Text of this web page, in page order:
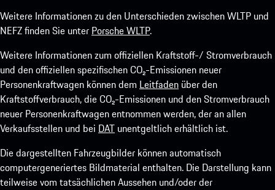
Weitere Informationen zu den Unterschieden zwischen WLTP und
NEFZ finden Sie unter Porsche WLTP.
Weitere Informationen zum offiziellen Kraftstoff-/ Stromverbrauch
und den offiziellen spezifischen CO₂-Emissionen neuer
Personenkraftwagen können dem Leitfaden über den
Kraftstoffverbrauch, die CO₂-Emissionen und den Stromverbrauch
neuer Personenkraftwagen entnommen werden, der an allen
Verkaufsstellen und bei DAT unentgeltlich erhältlich ist.
Die dargestellten Fahrzeugbilder können automatisch
computergeneriertes Bildmaterial enthalten. Die Darstellung kann
teilweise vom tatsächlichen Aussehen und/oder der